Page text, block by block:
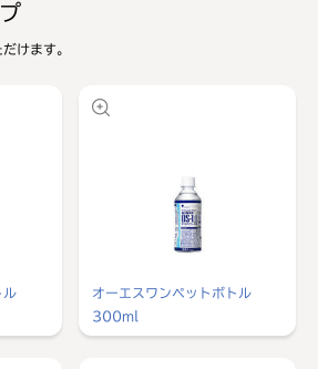
けます。
ル
オーエスワンペットボトル
300ml